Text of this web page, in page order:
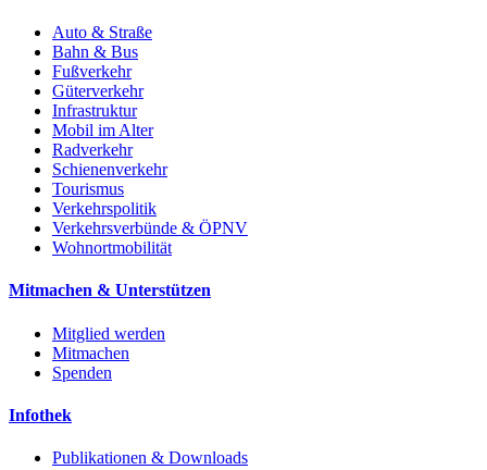
Auto & Straße
Bahn & Bus
Fußverkehr
Güterverkehr
Infrastruktur
Mobil im Alter
Radverkehr
Schienenverkehr
Tourismus
Verkehrspolitik
Verkehrsverbünde & ÖPNV
Wohnortmobilität
Mitmachen & Unterstützen
Mitglied werden
Mitmachen
Spenden
Infothek
Publikationen & Downloads